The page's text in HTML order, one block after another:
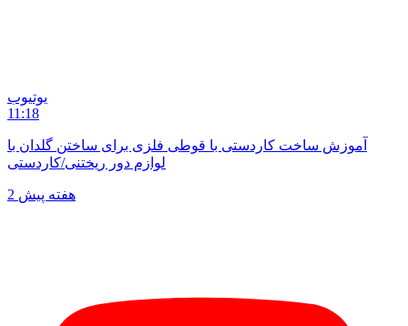
یوتیوب
11:18
آموزش ساخت کاردستی با قوطی فلزی برای ساختن گلدان با
لوازم دور ریختنی/کاردستی
2 هفته پیش